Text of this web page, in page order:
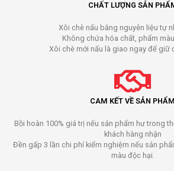
CHẤT LƯỢNG SẢN
Xôi chè nấu bằng nguyên liệu tự
Không chứa hóa chất, phẩm
Xôi chè mới nấu là giao ngay để giữ
CAM KẾT VỀ SẢN PHẨM
Bồi hoàn 100% giá trị nếu sản phẩm hư trong
khách hàng nhận
Đền gấp 3 lần chi phí kiểm nghiệm nếu sản
màu độc hại.